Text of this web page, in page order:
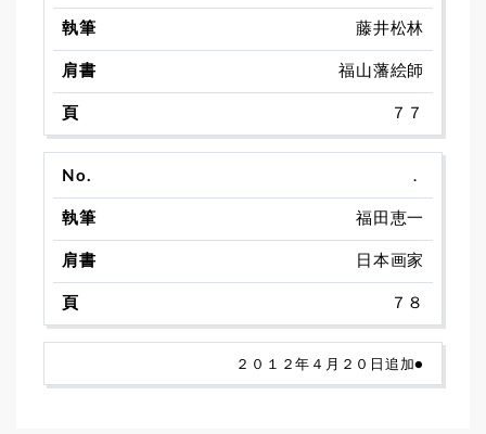
藤井松林
福山藩絵師
７７
．
福田恵一
日本画家
７８
２０１２年４月２０日追加●